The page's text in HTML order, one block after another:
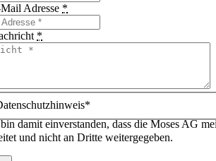
Adresse *
*
damit einverstanden, dass die Moses AG
und nicht an Dritte weitergegeben.